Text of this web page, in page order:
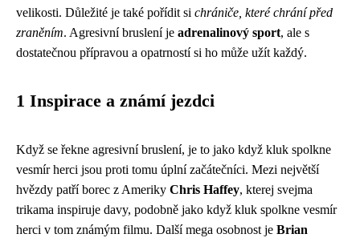
velikosti. Důležité je také pořídit si chrániče, které chrání před
zraněním. Agresivní bruslení je adrenalinový sport, ale s
dostatečnou přípravou a opatrností si ho může užít každý.
1 Inspirace a známí jezdci
Když se řekne agresivní bruslení, je to jako když kluk spolkne
vesmír herci jsou proti tomu úplní začátečníci. Mezi největší
hvězdy patří borec z Ameriky Chris Haffey, kterej svejma
trikama inspiruje davy, podobně jako když kluk spolkne vesmír
herci v tom známým filmu. Další mega osobnost je Brian